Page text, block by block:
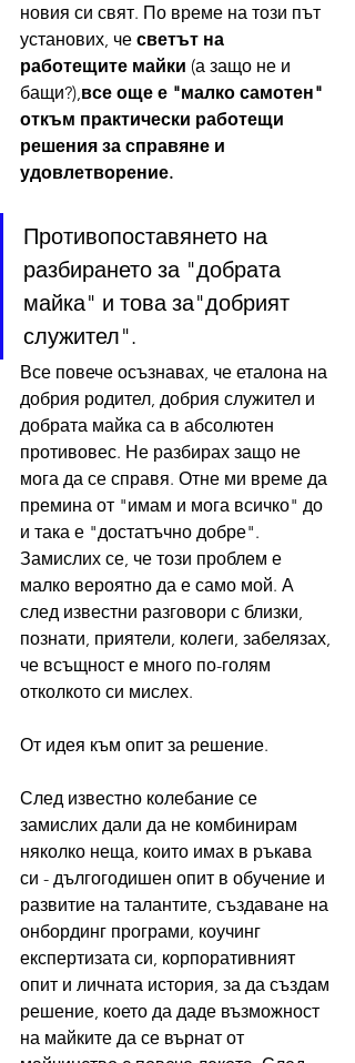
новия си свят. По време на този път
установих, че светът на
работещите майки (а защо не и
бащи?), все още е "малко самотен"
откъм практически работещи
решения за справяне и
удовлетворение.
Противопоставянето на
разбирането за "добрата
майка" и това за"добрият
служител".
Все повече осъзнавах, че еталона на
добрия родител, добрия служител и
добрата майка са в абсолютен
противовес. Не разбирах защо не
мога да се справя. Отне ми време да
премина от "имам и мога всичко" до
и така е "достатъчно добре".
Замислих се, че този проблем е
малко вероятно да е само мой. А
след известни разговори с близки,
познати, приятели, колеги, забелязах,
че всъщност е много по-голям
отколкото си мислех.
От идея към опит за решение.
След известно колебание се
замислих дали да не комбинирам
няколко неща, които имах в ръкава
си - дългогодишен опит в обучение и
развитие на талантите, създаване на
онбординг програми, коучинг
експертизата си, корпоративният
опит и личната история, за да създам
решение, което да даде възможност
на майките да се върнат от